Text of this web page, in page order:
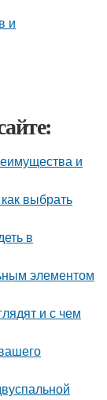
и
выбрать
в
элементом
и с чем